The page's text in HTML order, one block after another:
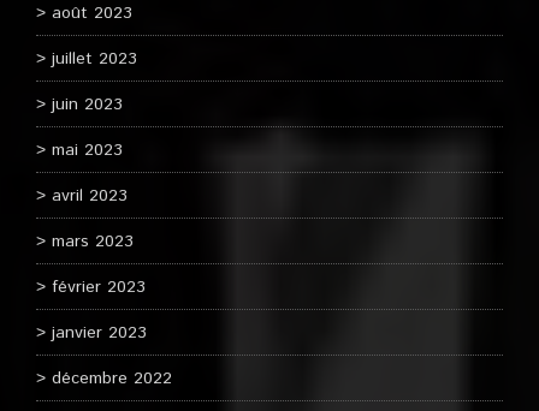
août 2023
juillet 2023
juin 2023
mai 2023
avril 2023
mars 2023
février 2023
janvier 2023
décembre 2022